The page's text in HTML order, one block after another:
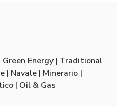
Energy | Traditional
| Navale | Minerario |
| Oil & Gas